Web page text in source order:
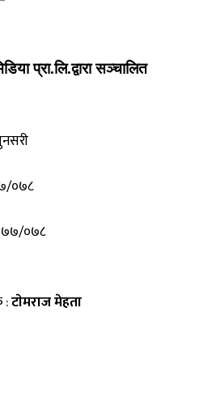
प्रा.लि.द्वारा सञ्चालित
०७८
०७८
:टाेमराज मेहता